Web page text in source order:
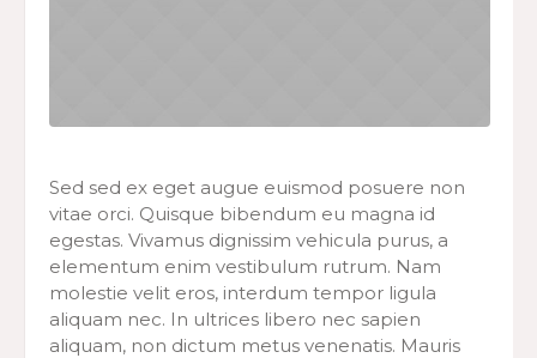
Sed sed ex eget augue euismod posuere non
vitae orci. Quisque bibendum eu magna id
egestas. Vivamus dignissim vehicula purus, a
elementum enim vestibulum rutrum. Nam
molestie velit eros, interdum tempor ligula
aliquam nec. In ultrices libero nec sapien
aliquam, non dictum metus venenatis. Mauris